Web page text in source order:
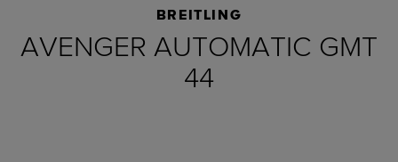
BREITLING
AVENGER AUTOMATIC GMT
44